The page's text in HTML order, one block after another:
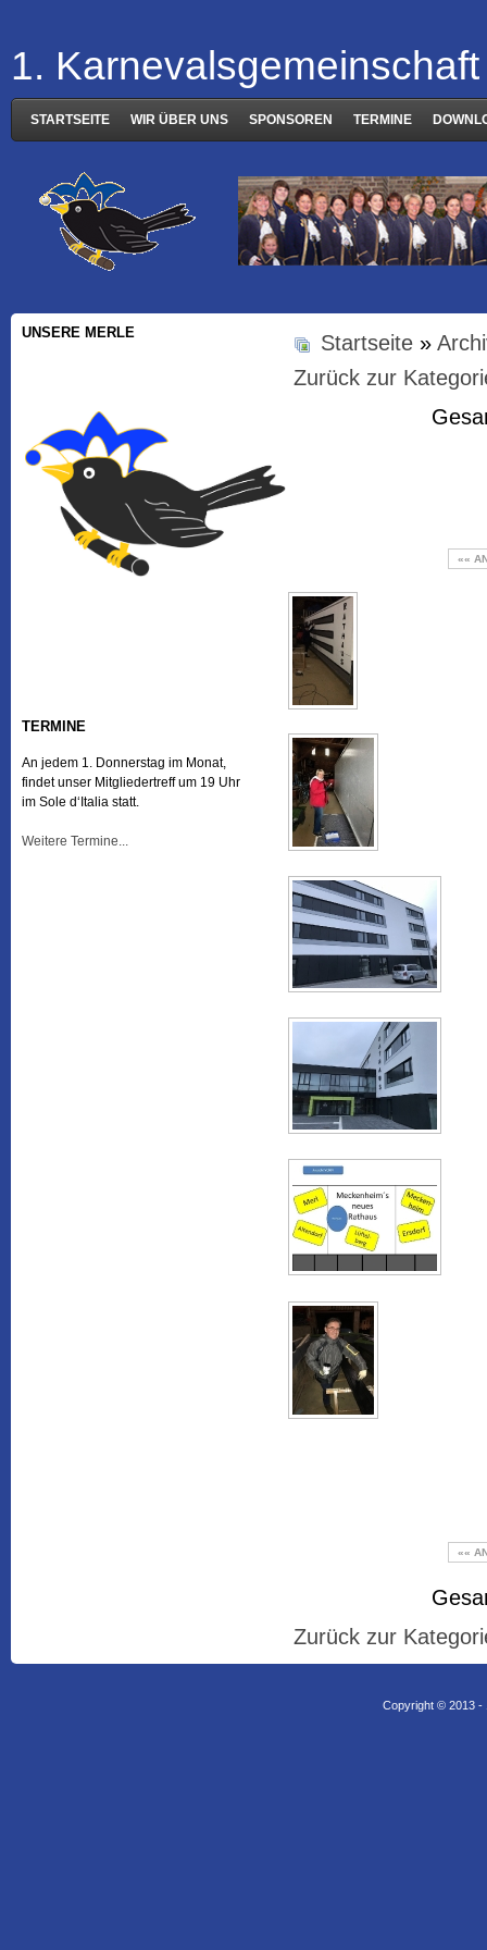
1.
STARTSEITE WIR ÜBER UNS SPONSOREN TERMINE
Startseite »
Zurück zur
««
««
Zurück zur
UNSERE MERLE
TERMINE
An jedem 1. Donnerstag im Monat,
findet unser Mitgliedertreff um 19 Uhr
im Sole d‘Italia statt.
Weitere Termine...
Copyright © 2013